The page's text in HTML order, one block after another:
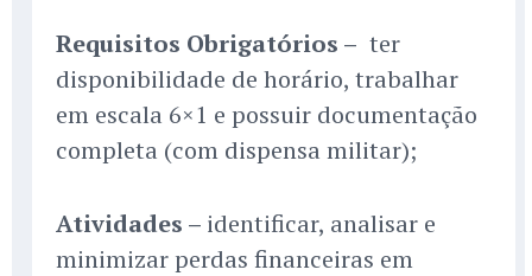
Requisitos Obrigatórios – ter
disponibilidade de horário, trabalhar
em escala 6×1 e possuir documentação
completa (com dispensa militar);
Atividades – identificar, analisar e
minimizar perdas financeiras em